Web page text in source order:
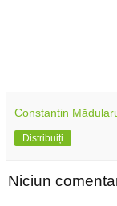
Constantin
Distribuiți
Niciun